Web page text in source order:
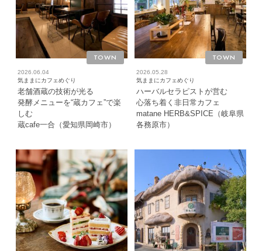
2026.06.04
TOWN
気ままにカフェめぐり
老舗酒蔵の技術が光る
発酵メニューを“蔵カフェ”で楽
しむ
蔵cafe一合（愛知県岡崎市）
2026.05.28
TOWN
気ままにカフェめぐり
ハーバルセラピストが営む
心落ち着く非日常カフェ
matane HERB&SPICE（岐阜県
各務原市）